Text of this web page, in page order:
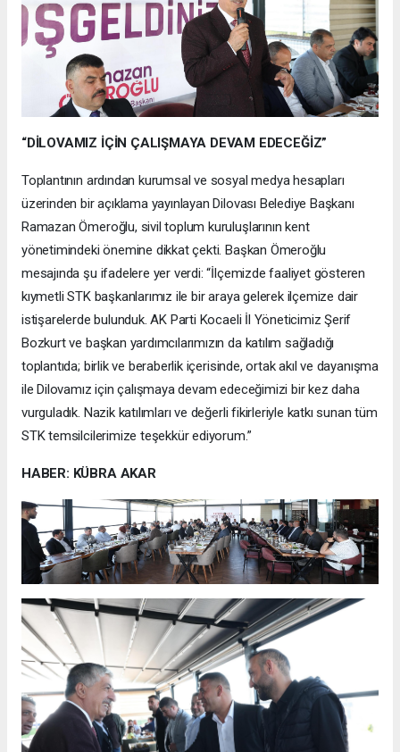
“DİLOVAMIZ İÇİN ÇALIŞMAYA DEVAM EDECEĞİZ”
Toplantının ardından kurumsal ve sosyal medya hesapları
üzerinden bir açıklama yayınlayan Dilovası Belediye Başkanı
Ramazan Ömeroğlu, sivil toplum kuruluşlarının kent
yönetimindeki önemine dikkat çekti. Başkan Ömeroğlu
mesajında şu ifadelere yer verdi: “İlçemizde faaliyet gösteren
kıymetli STK başkanlarımız ile bir araya gelerek ilçemize dair
istişarelerde bulunduk. AK Parti Kocaeli İl Yöneticimiz Şerif
Bozkurt ve başkan yardımcılarımızın da katılım sağladığı
toplantıda; birlik ve beraberlik içerisinde, ortak akıl ve dayanışma
ile Dilovamız için çalışmaya devam edeceğimizi bir kez daha
vurguladık. Nazik katılımları ve değerli fikirleriyle katkı sunan tüm
STK temsilcilerimize teşekkür ediyorum.”
HABER: KÜBRA AKAR